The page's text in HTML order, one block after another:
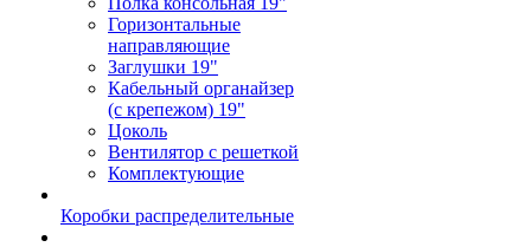
Горизонтальные
направляющие
Заглушки 19"
Кабельный органайзер
(с крепежом) 19"
Цоколь
Вентилятор с решеткой
Комплектующие
Коробки распределительные